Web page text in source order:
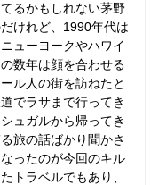
るかもしれない茅野
けれど、1990年代は
ューヨークやハワイ
数年は顔を合わせる
ル人の街を訪ねたと
でラサまで行ってき
ュガルから帰ってき
旅の話ばかり聞かさ
ったのが今回のキル
トラベルでもあり、